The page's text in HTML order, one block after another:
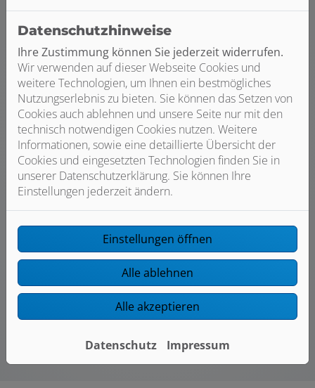
Blecharbeiten
Metalle an Gebäuden stehen für hohe
Funktionalität, Ästhetik und lange
Lebensdauer. Vorausgesetzt natürlich,
Herstellung und Montage erfolgen
fachgerecht.
Datenschutzhinweise
Ihre Zustimmung können Sie jederzeit widerrufen.
Wir verwenden auf dieser Webseite Cookies und
weitere Technologien, um Ihnen ein bestmögliches
Nutzungserlebnis zu bieten. Sie können das Setzen von
Cookies auch ablehnen und unsere Seite nur mit den
technisch notwendigen Cookies nutzen. Weitere
Informationen, sowie eine detaillierte Übersicht der
Cookies und eingesetzten Technologien finden Sie in
unserer Datenschutzerklärung. Sie können Ihre
Einstellungen jederzeit ändern.
Einstellungen öffnen
Alle ablehnen
Alle akzeptieren
Datenschutz Impressum